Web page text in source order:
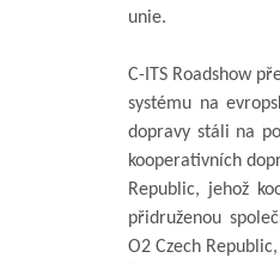
unie.
C-ITS Roadshow
systému na
dopravy stáli na
kooperativních
Republic, jehož
přidruženou
O2 Czech